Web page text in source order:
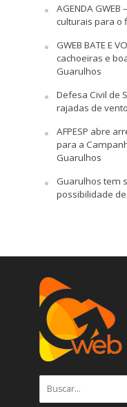
AGENDA
culturais para o
GWEB BATE E
cachoeiras e
Guarulhos
Defesa Civil de
rajadas de
AFPESP abre
para a
Guarulhos
Guarulhos tem
possibilidade